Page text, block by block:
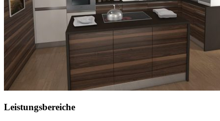
Leistungsbereiche